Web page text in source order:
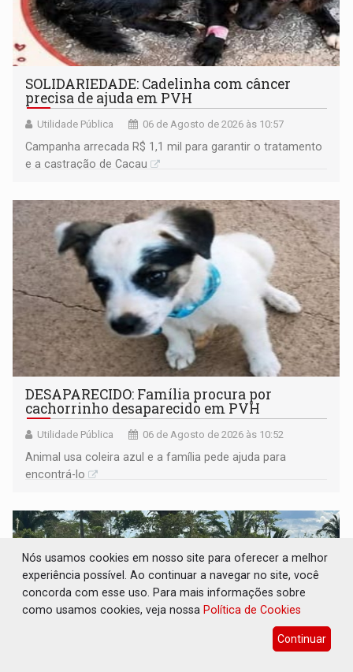
SOLIDARIEDADE: Cadelinha com câncer
precisa de ajuda em PVH
Utilidade Pública 06 de Agosto de 2026 às 10:57
Campanha arrecada R$ 1,1 mil para garantir o tratamento
e a castração de Cacau
DESAPARECIDO: Família procura por
cachorrinho desaparecido em PVH
Utilidade Pública 06 de Agosto de 2026 às 10:52
Animal usa coleira azul e a família pede ajuda para
encontrá-lo
Nós usamos cookies em nosso site para oferecer a melhor
experiência possível. Ao continuar a navegar no site, você
concorda com esse uso. Para mais informações sobre
como usamos cookies, veja nossa Política de Cookies
Continuar